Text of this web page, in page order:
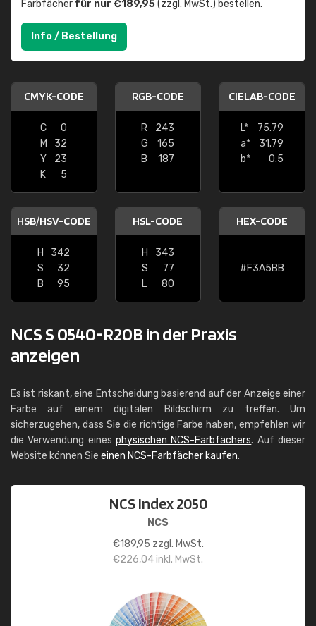
Farbfächer für nur €189,95(zzgl. MwSt.) bestellen.
Info / Bestellung
CMYK-CODE
C
0
M
32
Y
23
K
5
RGB-CODE
R
243
G
165
B
187
CIELAB-CODE
L*
75.79
a*
31.79
b*
0.5
HSB/HSV-CODE
H
342
S
32
B
95
HSL-CODE
H
343
S
77
L
80
HEX-CODE
#F3A5BB
NCS S 0540-R20B in der Praxis
anzeigen
Es ist riskant, eine Entscheidung basierend auf der Anzeige einer
Farbe auf einem digitalen Bildschirm zu treffen. Um
sicherzugehen, dass Sie die richtige Farbe haben, empfehlen wir
die Verwendung eines physischen NCS-Farbfächers. Auf dieser
Website können Sie einen NCS-Farbfächer kaufen.
NCS Index 2050
NCS
€189,95 zzgl. MwSt.
€226,04inkl. MwSt.